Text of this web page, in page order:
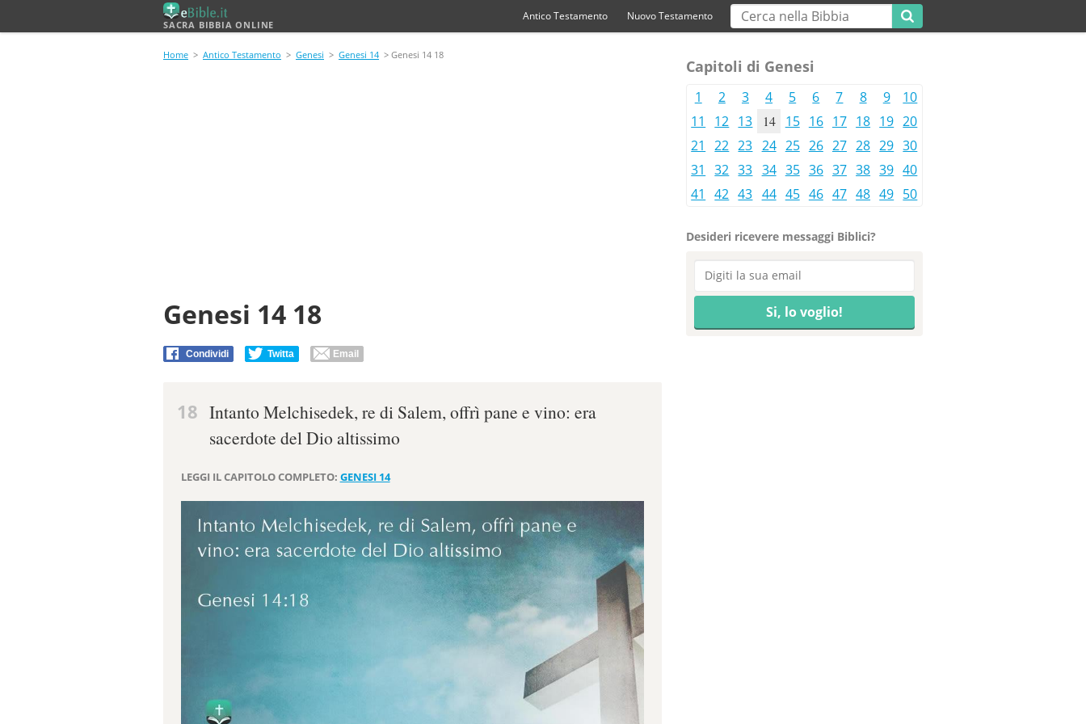
SACRA BIBBIA ONLINE
Antico Testamento Nuovo Testamento
Home > Antico Testamento > Genesi > Genesi 14 > Genesi 14 18
Genesi 14 18
Condividi Twitta Email
18 Intanto Melchisedek, re di Salem, offrì pane e vino: era
sacerdote del Dio altissimo
LEGGI IL CAPITOLO COMPLETO: GENESI 14
Capitoli di Genesi
1 2 3 4 5 6 7 8 9
10
11
12 13 14 15 16 17 18 19 20
21
22 23 24 25 26 27 28 29 30
31
32 33 34 35 36 37 38 39 40
41
42 43 44 45 46 47 48 49 50
Desideri ricevere messaggi Biblici?